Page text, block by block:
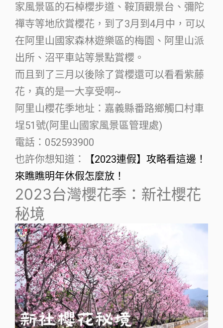
家風景區的石棹櫻步道、鞍頂觀景台、彌陀
禪寺等地欣賞櫻花，到了3月到4月中，可以
在阿里山國家森林遊樂區的梅園、阿里山派
出所、沼平車站等景點賞櫻。
而且到了三月以後除了賞櫻還可以看看紫藤
花，真的是一大享受啊~
阿里山櫻花季地址：嘉義縣番路鄉觸口村車
埕51號(阿里山國家風景區管理處)
電話：052593900
也許你想知道：
【2023連假】攻略看這邊！
來瞧瞧明年休假怎麼放！
2023台灣櫻花季：新社櫻花
秘境